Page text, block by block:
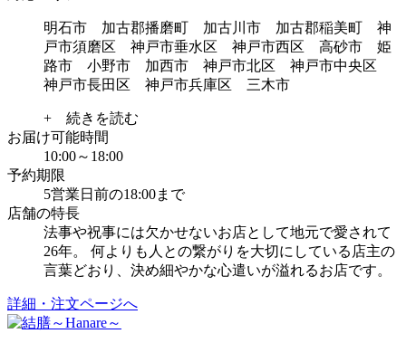
明石市 加古郡播磨町 加古川市 加古郡稲美町 神
戸市須磨区 神戸市垂水区 神戸市西区 高砂市 姫
路市 小野市 加西市 神戸市北区 神戸市中央区
神戸市長田区 神戸市兵庫区 三木市
+ 続きを読む
お届け可能時間
10:00～18:00
予約期限
5営業日前の18:00まで
店舗の特長
法事や祝事には欠かせないお店として地元で愛されて
26年。 何よりも人との繋がりを大切にしている店主の
言葉どおり、決め細やかな心遣いが溢れるお店です。
詳細・注文ページへ